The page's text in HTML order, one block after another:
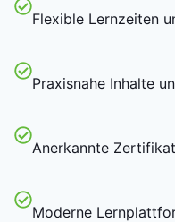
Flexible Lernzeiten
Praxisnahe Inhalte
Anerkannte
Moderne